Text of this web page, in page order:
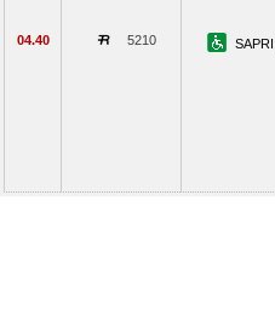
04.40 5210 SAPRI